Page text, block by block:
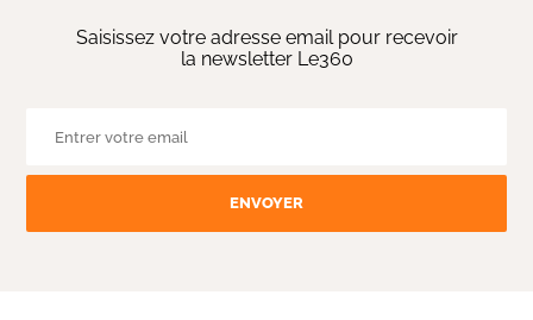
Saisissez votre adresse email pour recevoir
la newsletter Le360
ENVOYER